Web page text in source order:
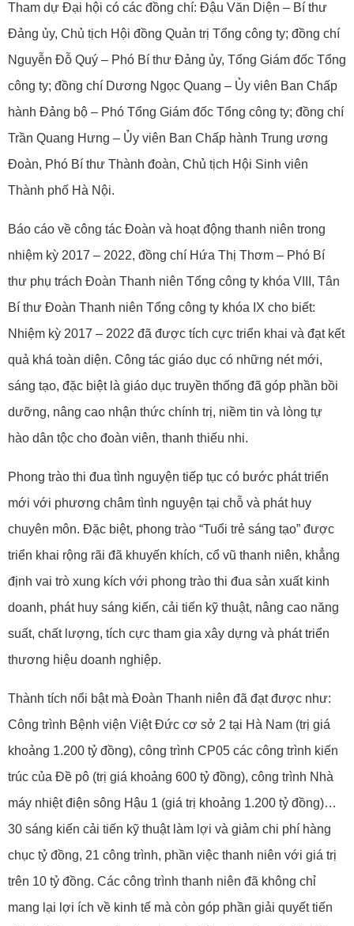
Tham dự Đại hội có các đồng chí: Đậu Văn Diện – Bí thư
Đảng ủy, Chủ tịch Hội đồng Quản trị Tổng công ty; đồng chí
Nguyễn Đỗ Quý – Phó Bí thư Đảng ủy, Tổng Giám đốc Tổng
công ty; đồng chí Dương Ngọc Quang – Ủy viên Ban Chấp
hành Đảng bộ – Phó Tổng Giám đốc Tổng công ty; đồng chí
Trần Quang Hưng – Ủy viên Ban Chấp hành Trung ương
Đoàn, Phó Bí thư Thành đoàn, Chủ tịch Hội Sinh viên
Thành phố Hà Nội.
Báo cáo về công tác Đoàn và hoạt động thanh niên trong
nhiệm kỳ 2017 – 2022, đồng chí Hứa Thị Thơm – Phó Bí
thư phụ trách Đoàn Thanh niên Tổng công ty khóa VIII, Tân
Bí thư Đoàn Thanh niên Tổng công ty khóa IX cho biết:
Nhiệm kỳ 2017 – 2022 đã được tích cực triển khai và đạt kết
quả khá toàn diện. Công tác giáo dục có những nét mới,
sáng tạo, đặc biệt là giáo dục truyền thống đã góp phần bồi
dưỡng, nâng cao nhận thức chính trị, niềm tin và lòng tự
hào dân tộc cho đoàn viên, thanh thiếu nhi.
Phong trào thi đua tình nguyện tiếp tục có bước phát triển
mới với phương châm tình nguyện tại chỗ và phát huy
chuyên môn. Đặc biệt, phong trào “Tuổi trẻ sáng tạo” được
triển khai rộng rãi đã khuyến khích, cổ vũ thanh niên, khẳng
định vai trò xung kích với phong trào thi đua sản xuất kinh
doanh, phát huy sáng kiến, cải tiến kỹ thuật, nâng cao năng
suất, chất lượng, tích cực tham gia xây dựng và phát triển
thương hiệu doanh nghiệp.
Thành tích nổi bật mà Đoàn Thanh niên đã đạt được như:
Công trình Bệnh viện Việt Đức cơ sở 2 tại Hà Nam (trị giá
khoảng 1.200 tỷ đồng), công trình CP05 các công trình kiến
trúc của Đề pô (trị giá khoảng 600 tỷ đồng), công trình Nhà
máy nhiệt điện sông Hậu 1 (giá trị khoảng 1.200 tỷ đồng)…
30 sáng kiến cải tiến kỹ thuật làm lợi và giảm chi phí hàng
chục tỷ đồng, 21 công trình, phần việc thanh niên với giá trị
trên 10 tỷ đồng. Các công trình thanh niên đã không chỉ
mang lại lợi ích về kinh tế mà còn góp phần giải quyết tiến